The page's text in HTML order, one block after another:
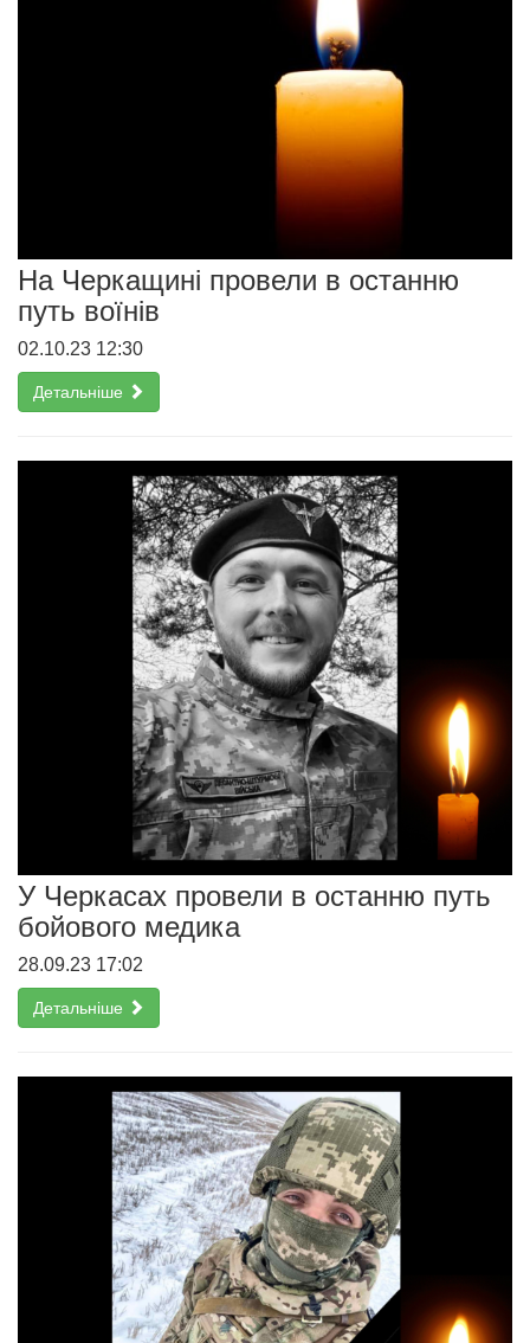
На Черкащині провели в останню
путь воїнів
02.10.23 12:30
Детальніше
У Черкасах провели в останню путь
бойового медика
28.09.23 17:02
Детальніше